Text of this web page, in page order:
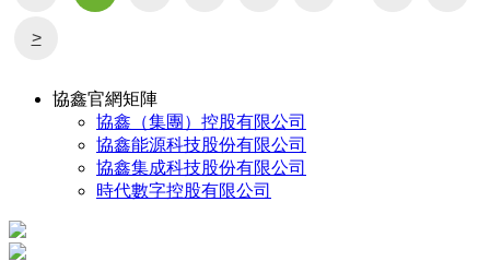
>
協鑫官網矩陣
協鑫（集團）控股有限公司
協鑫能源科技股份有限公司
協鑫集成科技股份有限公司
時代數字控股有限公司